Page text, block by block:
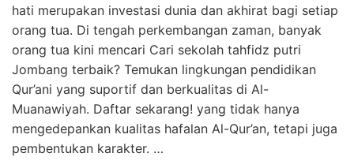
hati merupakan investasi dunia dan akhirat bagi setiap
orang tua. Di tengah perkembangan zaman, banyak
orang tua kini mencari Cari sekolah tahfidz putri
Jombang terbaik? Temukan lingkungan pendidikan
Qur’ani yang suportif dan berkualitas di Al-
Muanawiyah. Daftar sekarang! yang tidak hanya
mengedepankan kualitas hafalan Al-Qur’an, tetapi juga
pembentukan karakter. …